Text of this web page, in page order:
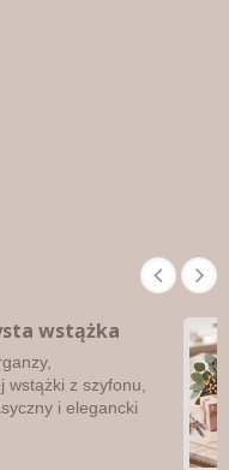
wstążka
wstążki z szyfonu,
i elegancki